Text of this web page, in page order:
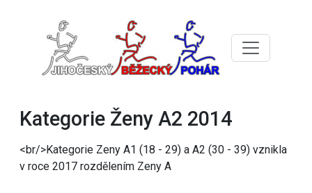
Kategorie Ženy A2 2014
<br/>Kategorie Zeny A1 (18 - 29) a A2 (30 - 39) vznikla
v roce 2017 rozdělením Zeny A